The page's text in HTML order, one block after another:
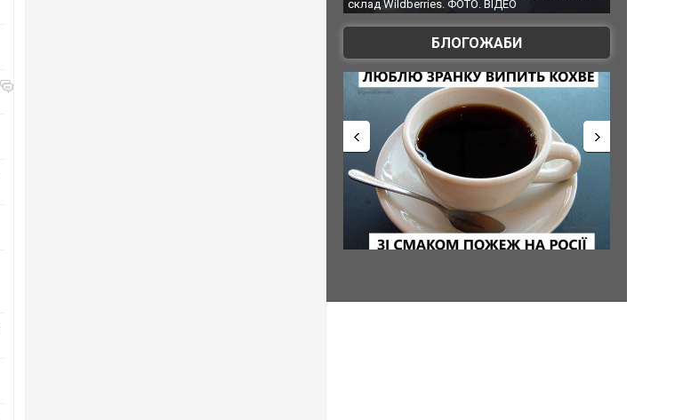
постраждали. ВІДЕО
БЛОГОЖАБИ